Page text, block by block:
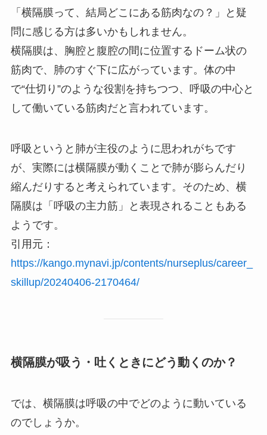
「横隔膜って、結局どこにある筋肉なの？」と疑
問に感じる方は多いかもしれません。
横隔膜は、胸腔と腹腔の間に位置するドーム状の
筋肉で、肺のすぐ下に広がっています。体の中
で“仕切り”のような役割を持ちつつ、呼吸の中心と
して働いている筋肉だと言われています。
呼吸というと肺が主役のように思われがちです
が、実際には横隔膜が動くことで肺が膨らんだり
縮んだりすると考えられています。そのため、横
隔膜は「呼吸の主力筋」と表現されることもある
ようです。
引用元：
https://kango.mynavi.jp/contents/nurseplus/career_
skillup/20240406-2170464/
横隔膜が吸う・吐くときにどう動くのか？
では、横隔膜は呼吸の中でどのように動いている
のでしょうか。